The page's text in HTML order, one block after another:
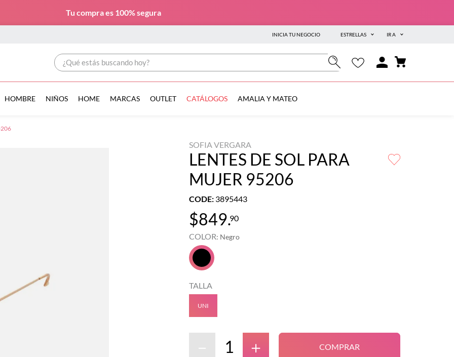
Tu compra es 100% segura
INICIA TU NEGOCIO ESTRELLAS IR A
¿Qué estás buscando hoy?
HOMBRE NIÑOS HOME MARCAS OUTLET CATÁLOGOS AMALIA Y MATEO
SOFIA VERGARA
LENTES DE SOL PARA
MUJER 95206
CODE: 3895443
$849.90
COLOR: Negro
TALLA
UNI
＋
－ COMPRAR